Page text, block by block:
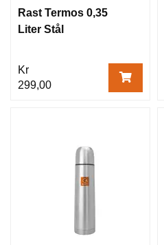
Rast Termos 0,35
Liter Stål
Kr
299,00